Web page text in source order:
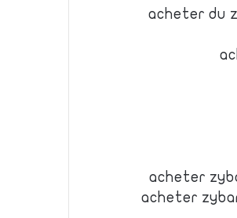
acheter du
acheter
acheter